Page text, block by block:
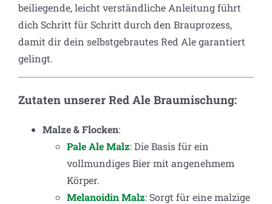
beiliegende, leicht verständliche Anleitung führt
dich Schritt für Schritt durch den Brauprozess,
damit dir dein selbstgebrautes Red Ale garantiert
gelingt.
Zutaten unserer Red Ale Braumischung:
Malze & Flocken:
Pale Ale Malz: Die Basis für ein
vollmundiges Bier mit angenehmem
Körper.
Melanoidin Malz: Sorgt für eine malzige